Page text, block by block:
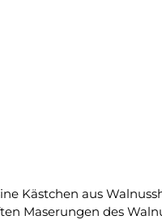
Kästchen aus
Maserungen des